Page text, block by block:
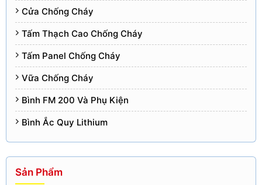
Cửa Chống Cháy
Tấm Thạch Cao Chống Cháy
Tấm Panel Chống Cháy
Vữa Chống Cháy
Bình FM 200 Và Phụ Kiện
Bình Ắc Quy Lithium
Sản Phẩm